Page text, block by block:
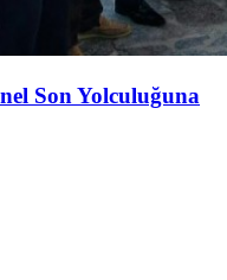
Son Yolculuğuna